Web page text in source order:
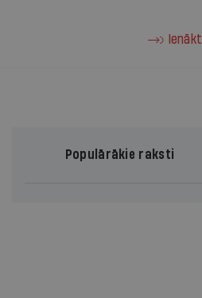
Ienākt
Populārākie raksti